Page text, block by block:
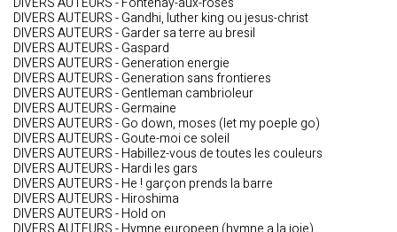
DIVERS AUTEURS - Gandhi, luther king ou jesus-christ
DIVERS AUTEURS - Garder sa terre au bresil
DIVERS AUTEURS - Gaspard
DIVERS AUTEURS - Generation energie
DIVERS AUTEURS - Generation sans frontieres
DIVERS AUTEURS - Gentleman cambrioleur
DIVERS AUTEURS - Germaine
DIVERS AUTEURS - Go down, moses (let my poeple go)
DIVERS AUTEURS - Goute-moi ce soleil
DIVERS AUTEURS - Habillez-vous de toutes les couleurs
DIVERS AUTEURS - Hardi les gars
DIVERS AUTEURS - He ! garçon prends la barre
DIVERS AUTEURS - Hiroshima
DIVERS AUTEURS - Hold on